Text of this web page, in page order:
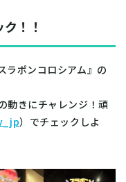
！！
ポンコロシアム』の
動きにチャレンジ！頑
）でチェックしよ